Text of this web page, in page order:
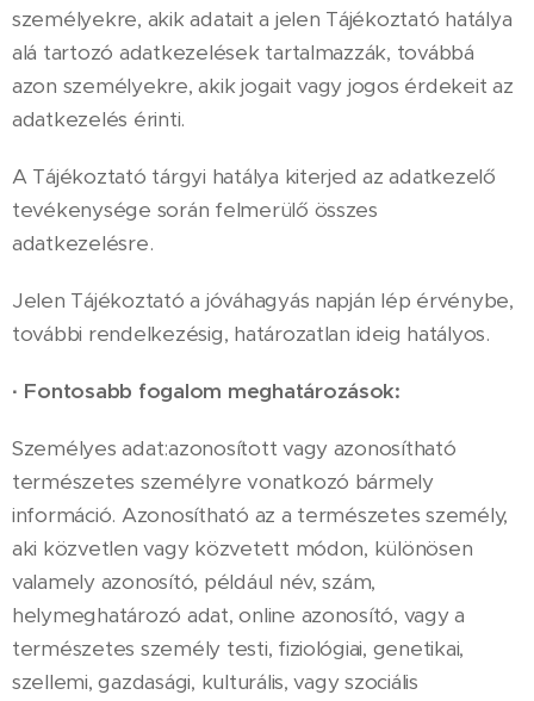
személyekre, akik adatait a jelen Tájékoztató hatálya
alá tartozó adatkezelések tartalmazzák, továbbá
azon személyekre, akik jogait vagy jogos érdekeit az
adatkezelés érinti.
A Tájékoztató tárgyi hatálya kiterjed az adatkezelő
tevékenysége során felmerülő összes
adatkezelésre.
Jelen Tájékoztató a jóváhagyás napján lép érvénybe,
további rendelkezésig, határozatlan ideig hatályos.
· Fontosabb fogalom meghatározások:
Személyes adat:azonosított vagy azonosítható
természetes személyre vonatkozó bármely
információ. Azonosítható az a természetes személy,
aki közvetlen vagy közvetett módon, különösen
valamely azonosító, például név, szám,
helymeghatározó adat, online azonosító, vagy a
természetes személy testi, fiziológiai, genetikai,
szellemi, gazdasági, kulturális, vagy szociális